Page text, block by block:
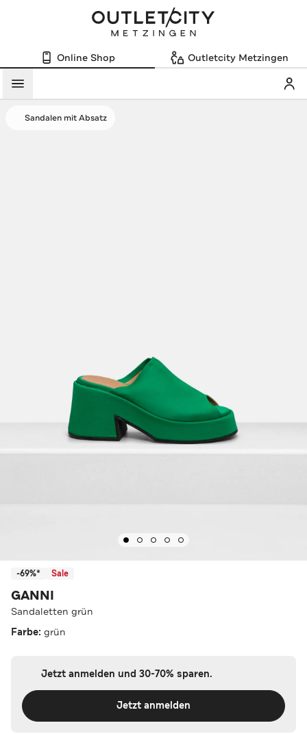
Online Shop Outletcity Metzingen
Menü
Sandalen mit Absatz
-69%* Sale
GANNI
Sandaletten grün
Farbe: grün
Jetzt anmelden und 30-70% sparen.
Jetzt anmelden